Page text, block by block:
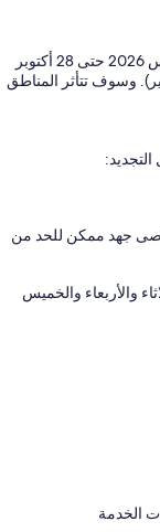
سيتم تجديد المنشأة السياحية بدءًا من 5 مارس 2026 حتى 28 أكتوبر
وسوف تتأثر المناطق
التجديد:
أقصى جهد ممكن للحد من
والأربعاء والخميس
الخدمة